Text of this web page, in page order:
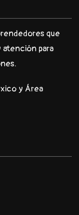
que
atención para
y Área